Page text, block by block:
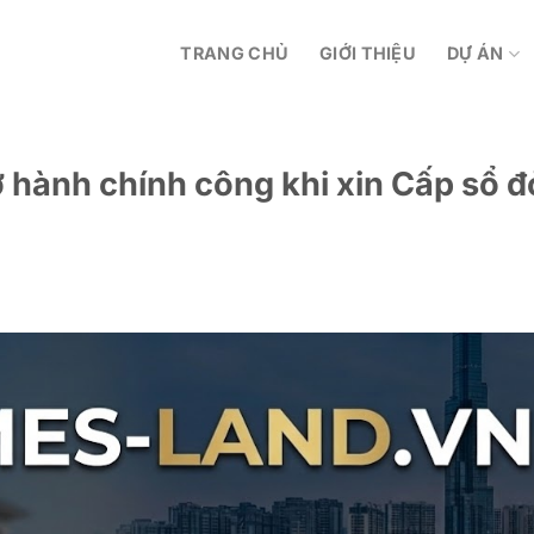
TRANG CHỦ GIỚI THIỆU DỰ ÁN
chính công khi xin Cấp sổ